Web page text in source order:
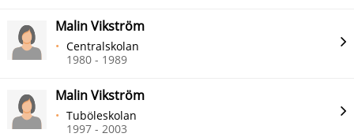
Malin Vikström
Centralskolan
1980 - 1989
Malin Vikström
Tuböleskolan
1997 - 2003